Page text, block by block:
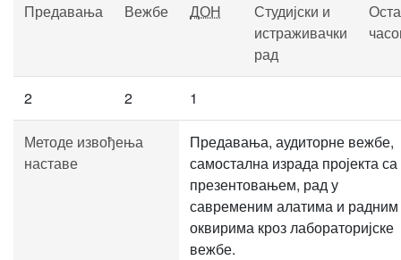
Предавања Вежбе ДОН
Студијски и
истраживачки
рад
2 2 1
Методе извођења
наставе
Предавања, аудиторне вежбе,
самостална израда пројекта са
презентовањем, рад у
савременим алатима и радним
оквирима кроз лабораторијске
вежбе.